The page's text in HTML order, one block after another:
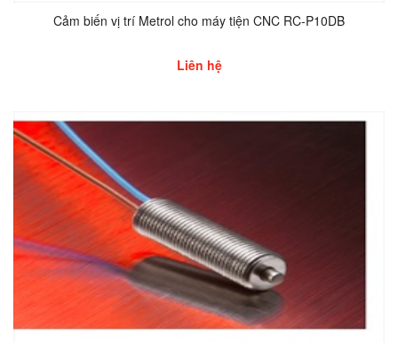
Cảm biến vị trí Metrol cho máy tiện CNC RC-P10DB
Liên hệ